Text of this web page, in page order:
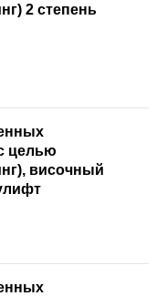
2 степень
целью
височный